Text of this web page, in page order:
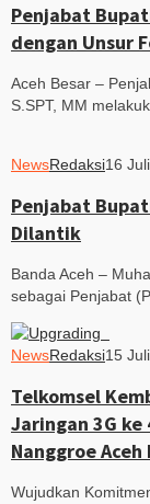
Penjabat
dengan Unsur
Aceh Besar –
S.SPT, MM
NewsRedaksi16
Penjabat
Dilantik
Banda Aceh –
sebagai Penjabat
NewsRedaksi15
Telkomsel
Jaringan 3G ke
Nanggroe
Wujudkan